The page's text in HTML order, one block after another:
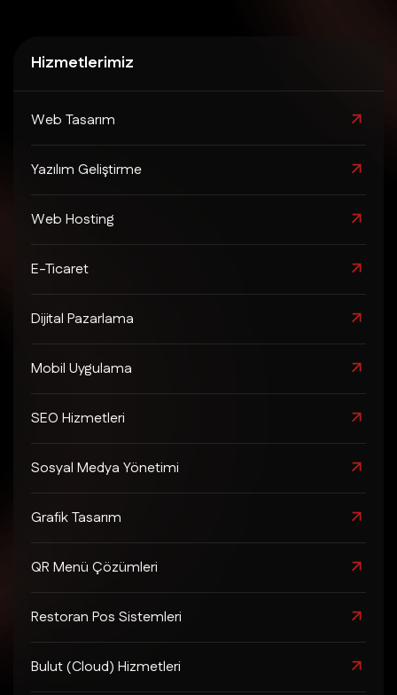
Hizmetlerimiz
Web Tasarım
Yazılım Geliştirme
Web Hosting
E-Ticaret
Dijital Pazarlama
Mobil Uygulama
SEO Hizmetleri
Sosyal Medya Yönetimi
Grafik Tasarım
QR Menü Çözümleri
Restoran Pos Sistemleri
Bulut (Cloud) Hizmetleri